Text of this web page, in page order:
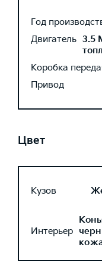
Год
Двигатель 3.5
Коробка
Привод
Цвет
Кузов
Интерьер